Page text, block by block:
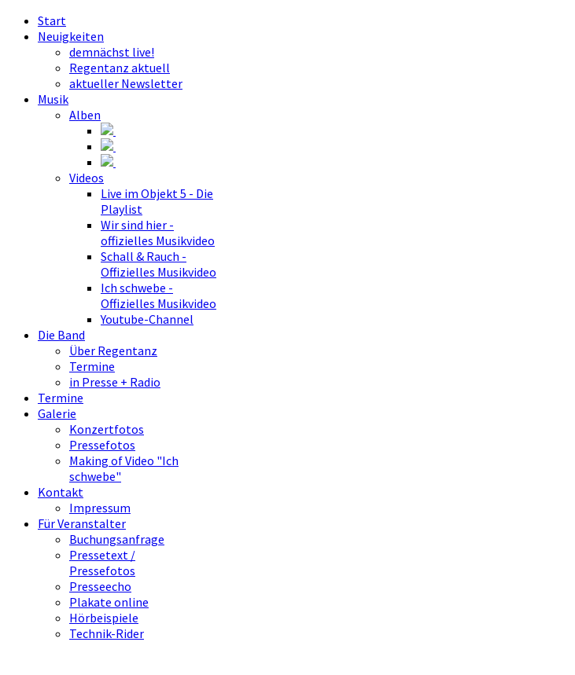
Start
Neuigkeiten
demnächst live!
Regentanz aktuell
aktueller Newsletter
Musik
Alben
Videos
Live im Objekt 5 - Die
Playlist
Wir sind hier -
offizielles Musikvideo
Schall & Rauch -
Offizielles Musikvideo
Ich schwebe -
Offizielles Musikvideo
Youtube-Channel
Die Band
Über Regentanz
Termine
in Presse + Radio
Termine
Galerie
Konzertfotos
Pressefotos
Making of Video "Ich
schwebe"
Kontakt
Impressum
Für Veranstalter
Buchungsanfrage
Pressetext /
Pressefotos
Presseecho
Plakate online
Hörbeispiele
Technik-Rider